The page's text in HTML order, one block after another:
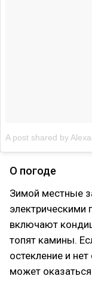
A post shared by
О погоде
Зимой местные
включают
топят камины.
остекление и
может